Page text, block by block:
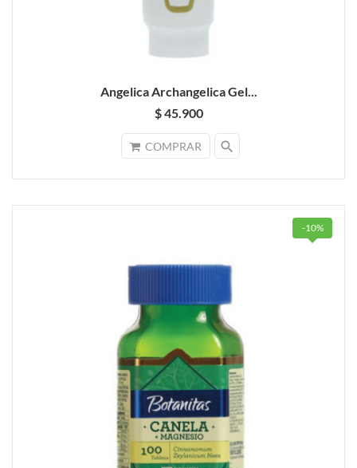
Angelica Archangelica Gel...
$ 45.900
COMPRAR search
-10%